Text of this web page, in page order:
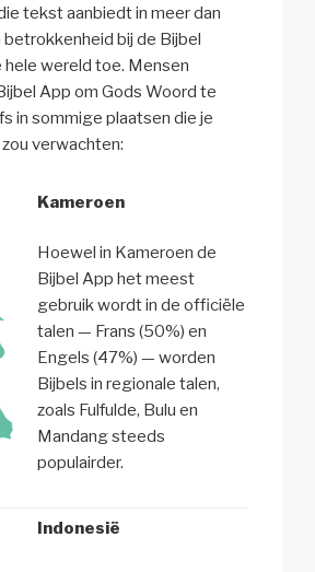
tekst aanbiedt in meer dan
betrokkenheid bij de Bijbel
wereld toe. Mensen
App om Gods Woord te
in sommige plaatsen die je
verwachten:
Kameroen
Hoewel in Kameroen de
Bijbel App het meest
gebruik wordt in de officiële
talen — Frans (50%) en
Engels (47%) — worden
Bijbels in regionale talen,
zoals Fulfulde, Bulu en
Mandang steeds
populairder.
Indonesië